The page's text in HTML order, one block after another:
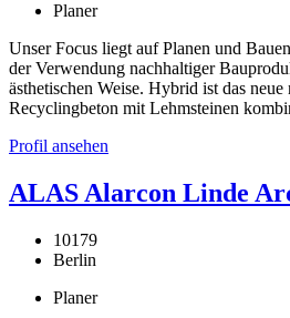
Planer
Unser Focus liegt auf Planen und
der Verwendung nachhaltiger
ästhetischen Weise. Hybrid ist das
Recyclingbeton mit Lehmsteinen
Profil ansehen
ALAS Alarcon Linde
10179
Berlin
Planer